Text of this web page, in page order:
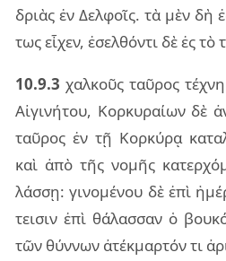
δριὰς ἐν Δελ­φοῖς. τὰ μὲν δὴ
τως εἶ­χεν, ἐσελ­θόν­τι δὲ ἐς τὸ
10.9.3 χαλ­κοῦς ταῦ­ρος
Αἰγι­νή­του, Κορ­κυ­ραί­ων δὲ
ταῦ­ρος ἐν τῇ Κορ­κύ­ρᾳ
καὶ ἀπὸ τῆς νο­μῆς
λάσ­σῃ: γι­νο­μέ­νου δὲ ἐπὶ
τει­σιν ἐπὶ θά­λασ­σαν ὁ
τῶν θύν­νων ἀτέ­κμαρ­τόν τι